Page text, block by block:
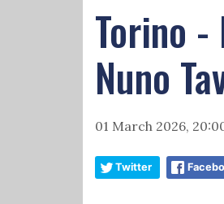
Torino -
Nuno
01 March 2026,
Twitter